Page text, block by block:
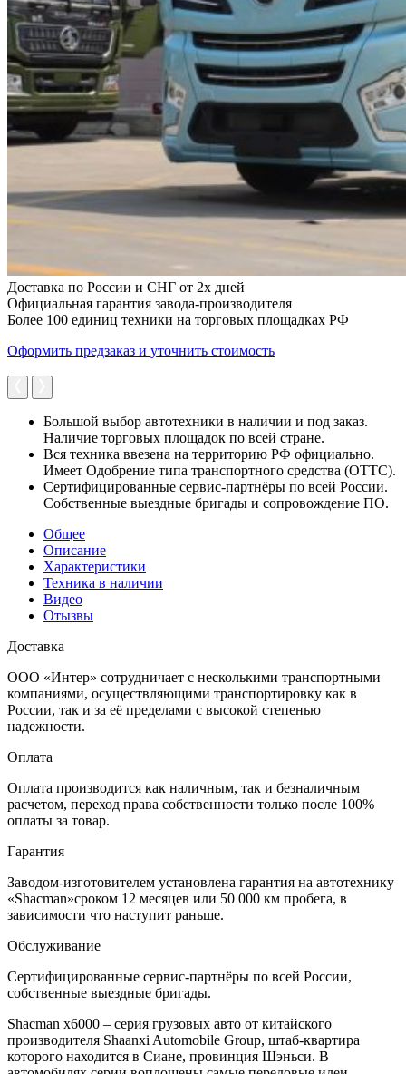
Доставка по России и СНГ от 2х дней
Официальная гарантия завода-производителя
Более 100 единиц техники на торговых площадках РФ
Оформить предзаказ и уточнить стоимость
Большой выбор автотехники в наличии и под заказ.
Наличие торговых площадок по всей стране.
Вся техника ввезена на территорию РФ официально.
Имеет Одобрение типа транспортного средства (ОТТС).
Сертифицированные сервис-партнёры по всей России.
Собственные выездные бригады и сопровождение ПО.
Общее
Описание
Характеристики
Техника в наличии
Видео
Отызвы
Доставка
ООО «Интер» сотрудничает с несколькими транспортными
компаниями, осуществляющими транспортировку как в
России, так и за её пределами с высокой степенью
надежности.
Оплата
Оплата производится как наличным, так и безналичным
расчетом, переход права собственности только после 100%
оплаты за товар.
Гарантия
Заводом-изготовителем установлена гарантия на автотехнику
«Shacman»сроком 12 месяцев или 50 000 км пробега, в
зависимости что наступит раньше.
Обслуживание
Сертифицированные сервис-партнёры по всей России,
собственные выездные бригады.
Shacman x6000 – серия грузовых авто от китайского
производителя Shaanxi Automobile Group, штаб-квартира
которого находится в Сиане, провинция Шэньси. В